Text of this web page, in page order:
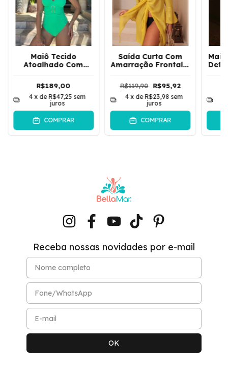
Maiô Tecido
Atoalhado Com
Verde
R$189,00
4 x deR$47,25 sem
juros
COMPRAR
Saída Curta Com
Amarração Frontal E
Vintage | Amarelo
Lima
R$119,90 R$95,92
4 x deR$23,98 sem
juros
COMPRAR
Receba nossas novidades por e-mail